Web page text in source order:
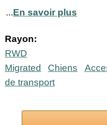
...En savoir plus
Rayon:
RWD
Migrated
Chiens
de transport